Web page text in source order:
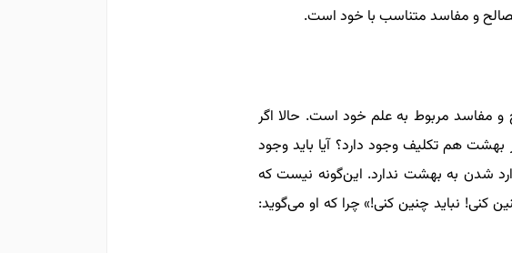
و مفاسد متناسب با خود است.
و مفاسد مربوط به علم خود است. حالا اگر
هم تکلیف وجود دارد؟ آیا باید وجود
شدن به بهشت ندارد. این‌گونه نیست که
کنی! نباید چنین کنی!» چرا که او می‌گوید: